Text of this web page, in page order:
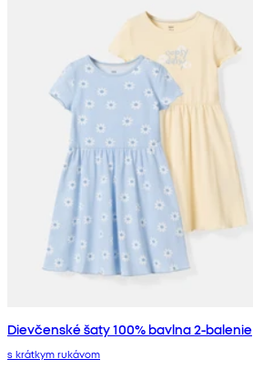
Dievčenské šaty 100% bavlna 2-balenie
s krátkym rukávom